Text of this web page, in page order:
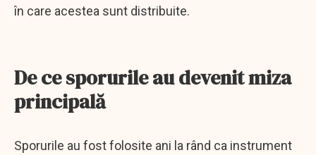
în care acestea sunt distribuite.
De ce sporurile au devenit miza
principală
Sporurile au fost folosite ani la rând ca instrument